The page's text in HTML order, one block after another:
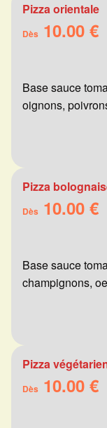
Pizza orientale
Dès 10.00 €
Base sauce
oignons,
Pizza
Dès 10.00 €
Base sauce
champignons,
Pizza
Dès 10.00 €